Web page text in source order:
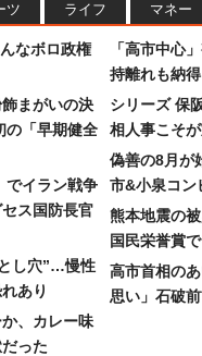
ツ ライフ マネー
なボロ政権
まがいの決
の「早期健全
でイラン戦争
ス国防長官
し穴”…慢性
あり
、カレー味
った
「高市中心
持離れも納得
シリーズ 保
相人事こそ
偽善の8月が
市&小泉コン
熊本地震の
国民栄誉賞
高市首相の
思い」石破